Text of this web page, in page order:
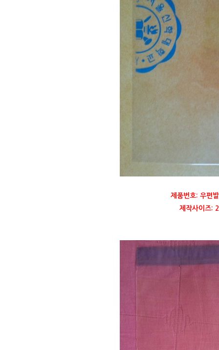
제품번호: 우편
제작사이즈: